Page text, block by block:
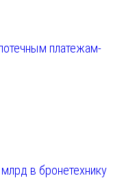
платежам-
в бронетехнику